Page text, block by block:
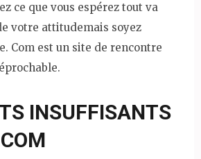
ce que vous espérez tout va
votre attitudemais soyez
Com est un site de rencontre
INSUFFISANTS